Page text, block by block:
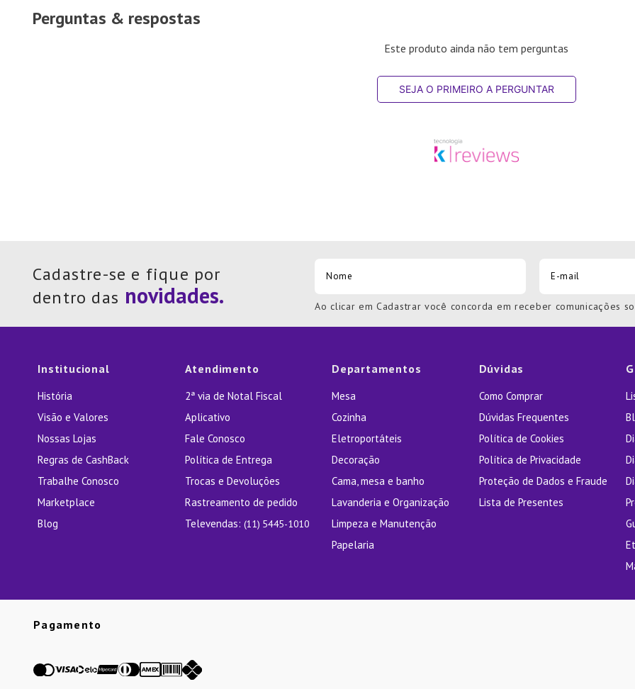
Perguntas & respostas
Este produto ainda não tem perguntas
SEJA O PRIMEIRO A PERGUNTAR
Cadastre-se e fique por
dentro das
Ao clicar em Cadastrar você concorda em receber comunicações
Institucional
História
Visão e Valores
Nossas Lojas
Regras de CashBack
Trabalhe Conosco
Marketplace
Blog
Atendimento
2ª via de Notal Fiscal
Aplicativo
Fale Conosco
Política de Entrega
Trocas e Devoluções
Rastreamento de pedido
Televendas: (11) 5445-1010
Departamentos
Mesa
Cozinha
Eletroportáteis
Decoração
Cama, mesa e banho
Lavanderia e Organização
Limpeza e Manutenção
Papelaria
Dúvidas
Como Comprar
Dúvidas Frequentes
Política de Cookies
Política de Privacidade
Proteção de Dados e Fraude
Lista de Presentes
Pagamento